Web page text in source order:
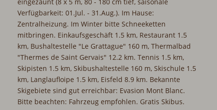
Verfügbarkeit: 01.Jul. - 31.Aug.). Im Hause:
Zentralheizung. Im Winter bitte Schneeketten
mitbringen. Einkaufsgeschäft 1.5 km, Restaurant 1.5
km, Bushaltestelle "Le Grattague" 160 m, Thermalbad
"Thermes de Saint Gervais" 12.2 km. Tennis 1.5 km,
Skipisten 1.5 km, Skibushaltestelle 160 m, Skischule 1.5
km, Langlaufloipe 1.5 km, Eisfeld 8.9 km. Bekannte
Skigebiete sind gut erreichbar: Evasion Mont Blanc.
Bitte beachten: Fahrzeug empfohlen. Gratis Skibus.